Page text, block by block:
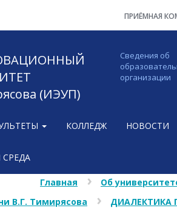
ПРИЁМНАЯ
(ИЭУП)
Сведения об
организации
КОЛЛЕДЖ НОВОСТИ
Главная Об
В.Г. Тимирясова
ДИАЛЕКТИКА